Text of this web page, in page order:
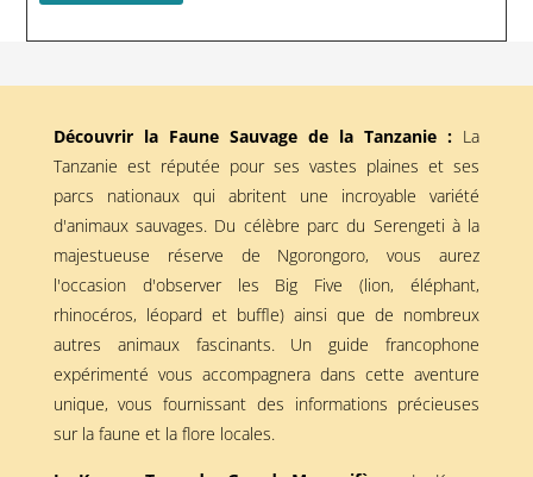
Découvrir la Faune Sauvage de la Tanzanie : La
Tanzanie est réputée pour ses vastes plaines et ses
parcs nationaux qui abritent une incroyable variété
d'animaux sauvages. Du célèbre parc du Serengeti à la
majestueuse réserve de Ngorongoro, vous aurez
l'occasion d'observer les Big Five (lion, éléphant,
rhinocéros, léopard et buffle) ainsi que de nombreux
autres animaux fascinants. Un guide francophone
expérimenté vous accompagnera dans cette aventure
unique, vous fournissant des informations précieuses
sur la faune et la flore locales.